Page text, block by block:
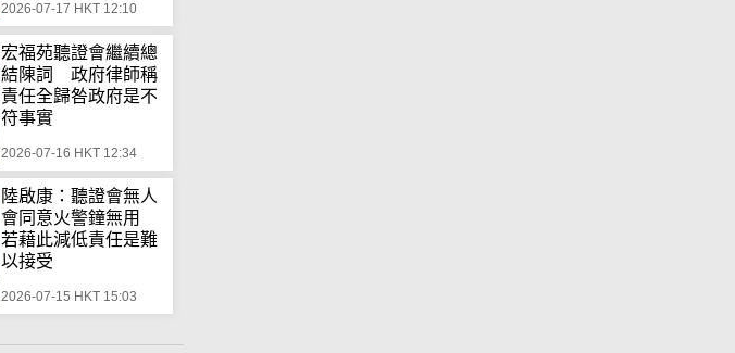
2026-07-17 HKT 12:10
宏福苑聽證會繼續總
結陳詞 政府律師稱
責任全歸咎政府是不
符事實
2026-07-16 HKT 12:34
陸啟康：聽證會無人
會同意火警鐘無用
若藉此減低責任是難
以接受
2026-07-15 HKT 15:03